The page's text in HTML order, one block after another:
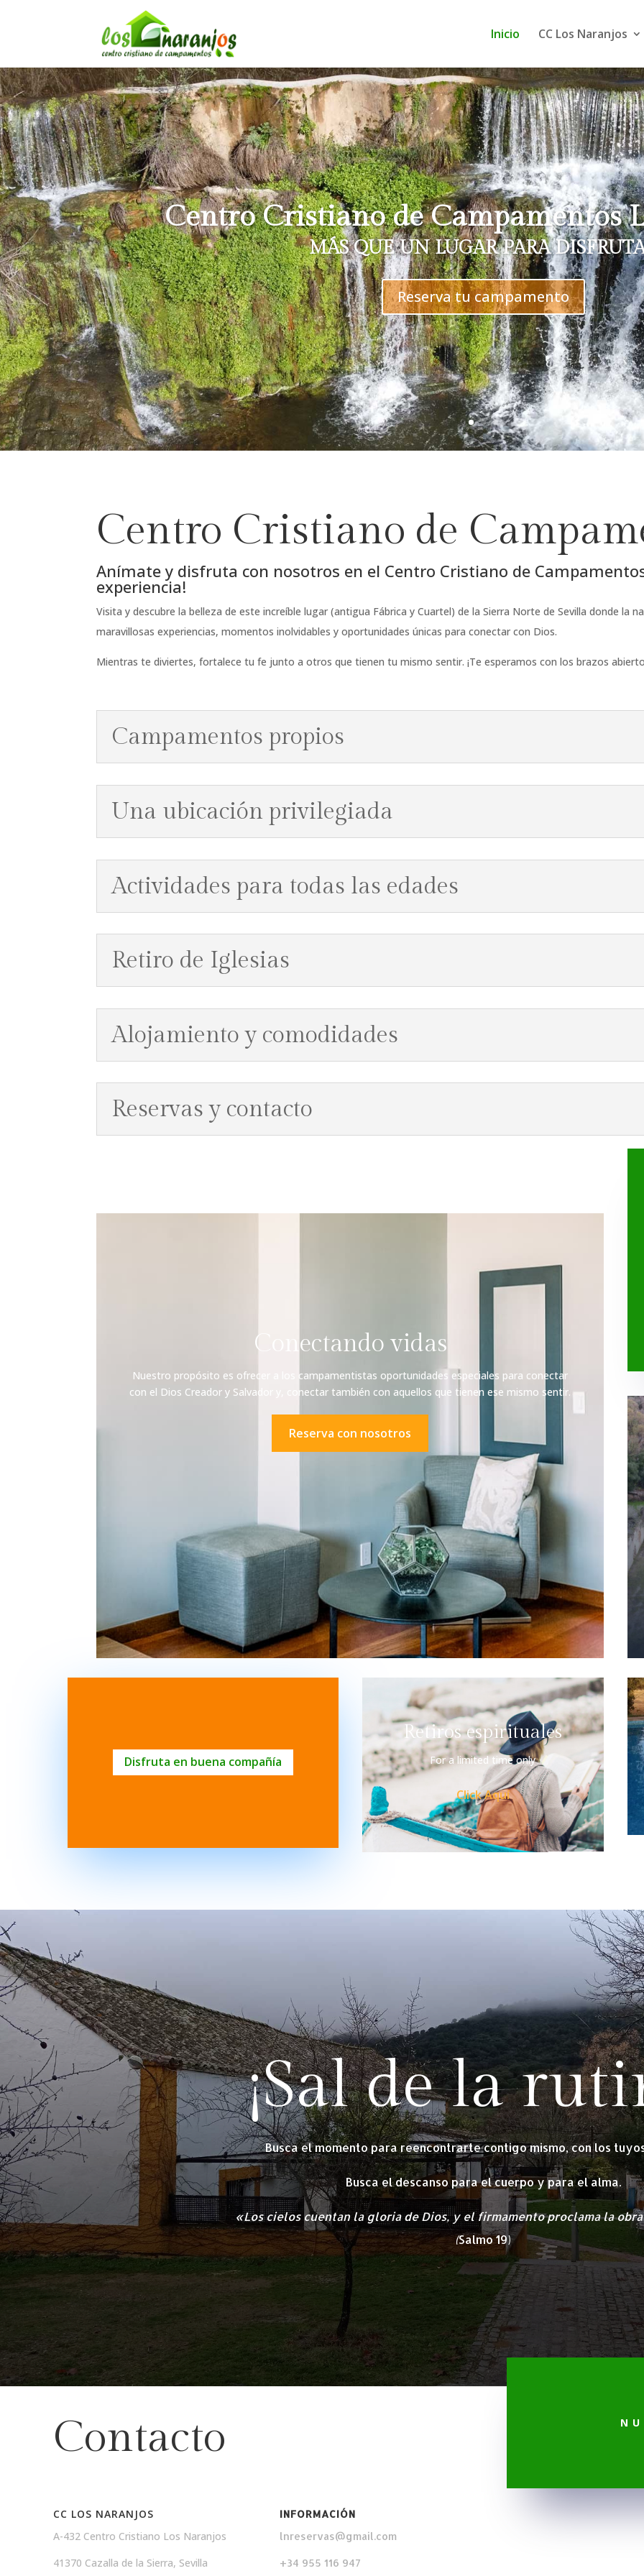
Inicio CC Los Naranjos
Centro Cristiano de Campamentos
MÁS QUE UN LUGAR PARA
Reserva tu campamento
Centro Cristiano de
Anímate y disfruta con nosotros en el Centro Cristiano de
experiencia!
Visita y descubre la belleza de este increíble lugar (antigua Fábrica y Cuartel) de la Sierra Norte de Sevilla donde la
maravillosas experiencias, momentos inolvidables y oportunidades únicas para conectar con Dios.
Mientras te diviertes, fortalece tu fe junto a otros que tienen tu mismo sentir. ¡Te esperamos con los brazos
Campamentos propios
Una ubicación privilegiada
Actividades para todas las edades
Retiro de Iglesias
Alojamiento y comodidades
Reservas y contacto
Conectando vidas
Nuestro propósito es ofrecer a los campamentistas oportunidades especiales para conectar
con el Dios Creador y Salvador y, conectar también con aquellos que tienen ese mismo sentir.
Reserva con nosotros
Disfruta en buena compañía
Retiros espirituales
For a limited time only
Click Aquí
¡Sal de la
Busca el momento para reencontrarte contigo mismo, con los
Busca el descanso para el cuerpo y para el alma.
«Los cielos cuentan la gloria de Dios, y el firmamento proclama la obra
(Salmo 19)
Contacto
CC LOS NARANJOS
A-432 Centro Cristiano Los Naranjos
41370 Cazalla de la Sierra, Sevilla
INFORMACIÓN
lnreservas@gmail.com
+34 955 116 947